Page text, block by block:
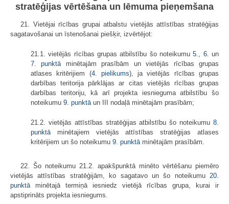
stratēģijas vērtēšana un lēmuma pieņemšana
21. Vietējai rīcības grupai atbalstu vietējās attīstības stratēģijas
sagatavošanai un īstenošanai piešķir, izvērtējot:
21.1. vietējās rīcības grupas atbilstību šo noteikumu5., 6.un
7. punktāminētajām prasībām un vietējās rīcības grupas
atlases kritērijiem (4. pielikums), ja vietējās rīcības grupas
darbības teritorija pārklājas ar citas vietējās rīcības grupas
darbības teritoriju, kā arī projekta iesnieguma atbilstību šo
noteikumu 9. punktāun III nodaļā minētajām prasībām;
21.2. vietējās attīstības stratēģijas atbilstību šo noteikumu 8.
punktāminētajiem vietējās attīstības stratēģijas atlases
kritērijiem un šo noteikumu 9. punktāminētajām prasībām.
22. Šo noteikumu 21.2. apakšpunktā minēto vērtēšanu piemēro
vietējās attīstības stratēģijām, ko sagatavo un šo noteikumu 20.
punktāminētajā termiņā iesniedz vietējā rīcības grupa, kurai ir
apstiprināts projekta iesniegums.